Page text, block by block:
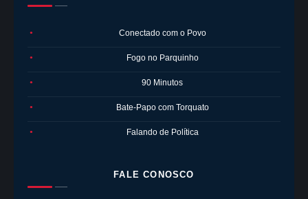
● Conectado com o Povo
● Fogo no Parquinho
● 90 Minutos
● Bate-Papo com Torquato
● Falando de Política
FALE CONOSCO